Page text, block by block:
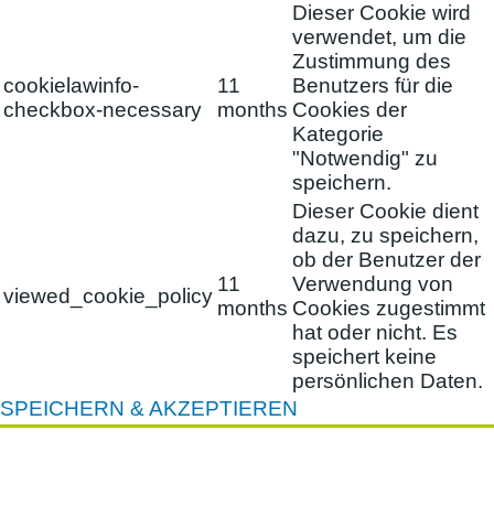
cookielawinfo-
checkbox-necessary
11
months
Dieser Cookie wird
verwendet, um die
Zustimmung des
Benutzers für die
Cookies der
Kategorie
"Notwendig" zu
speichern.
viewed_cookie_policy
11
months
Dieser Cookie dient
dazu, zu speichern,
ob der Benutzer der
Verwendung von
Cookies zugestimmt
hat oder nicht. Es
speichert keine
persönlichen Daten.
SPEICHERN & AKZEPTIEREN